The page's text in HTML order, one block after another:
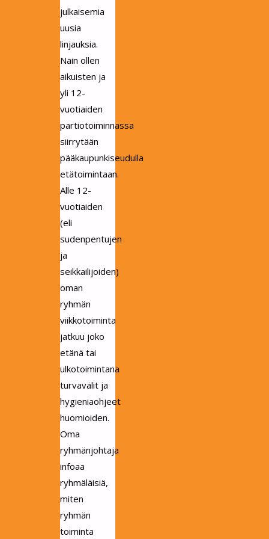
julkaisemia
uusia
linjauksia.
Näin ollen
aikuisten ja
yli 12-
vuotiaiden
partiotoiminnassa
siirrytään
pääkaupunkiseudulla
etätoimintaan.
Alle 12-
vuotiaiden
(eli
sudenpentujen
ja
seikkailijoiden)
oman
ryhmän
viikkotoiminta
jatkuu joko
etänä tai
ulkotoimintana
turvavälit ja
hygieniaohjeet
huomioiden.
Oma
ryhmänjohtaja
infoaa
ryhmäläisiä,
miten
ryhmän
toiminta